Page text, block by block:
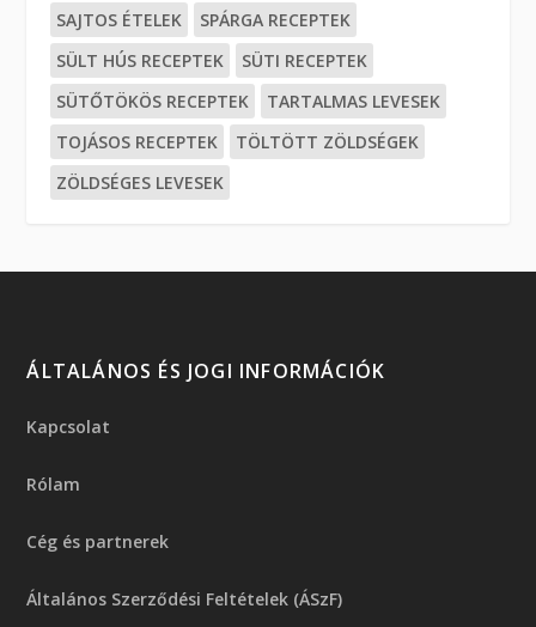
SAJTOS ÉTELEK
SPÁRGA RECEPTEK
SÜLT HÚS RECEPTEK
SÜTI RECEPTEK
SÜTŐTÖKÖS RECEPTEK
TARTALMAS LEVESEK
TOJÁSOS RECEPTEK
TÖLTÖTT ZÖLDSÉGEK
ZÖLDSÉGES LEVESEK
ÁLTALÁNOS ÉS JOGI INFORMÁCIÓK
Kapcsolat
Rólam
Cég és partnerek
Általános Szerződési Feltételek (ÁSzF)